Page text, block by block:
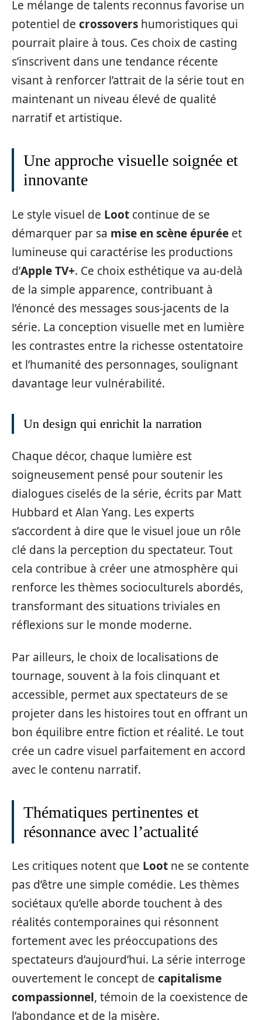
Le mélange de talents reconnus favorise un
potentiel de crossovers humoristiques qui
pourrait plaire à tous. Ces choix de casting
s’inscrivent dans une tendance récente
visant à renforcer l’attrait de la série tout en
maintenant un niveau élevé de qualité
narratif et artistique.
Une approche visuelle soignée et
innovante
Le style visuel de Loot continue de se
démarquer par sa mise en scène épurée et
lumineuse qui caractérise les productions
d’Apple TV+. Ce choix esthétique va au-delà
de la simple apparence, contribuant à
l’énoncé des messages sous-jacents de la
série. La conception visuelle met en lumière
les contrastes entre la richesse ostentatoire
et l’humanité des personnages, soulignant
davantage leur vulnérabilité.
Un design qui enrichit la narration
Chaque décor, chaque lumière est
soigneusement pensé pour soutenir les
dialogues ciselés de la série, écrits par Matt
Hubbard et Alan Yang. Les experts
s’accordent à dire que le visuel joue un rôle
clé dans la perception du spectateur. Tout
cela contribue à créer une atmosphère qui
renforce les thèmes socioculturels abordés,
transformant des situations triviales en
réflexions sur le monde moderne.
Par ailleurs, le choix de localisations de
tournage, souvent à la fois clinquant et
accessible, permet aux spectateurs de se
projeter dans les histoires tout en offrant un
bon équilibre entre fiction et réalité. Le tout
crée un cadre visuel parfaitement en accord
avec le contenu narratif.
Thématiques pertinentes et
résonnance avec l’actualité
Les critiques notent que Loot ne se contente
pas d’être une simple comédie. Les thèmes
sociétaux qu’elle aborde touchent à des
réalités contemporaines qui résonnent
fortement avec les préoccupations des
spectateurs d’aujourd’hui. La série interroge
ouvertement le concept de capitalisme
compassionnel, témoin de la coexistence de
l’abondance et de la misère.